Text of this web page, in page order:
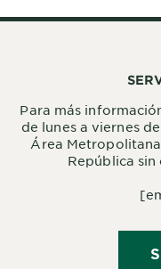
Para más
de lunes a viernes
Área
República